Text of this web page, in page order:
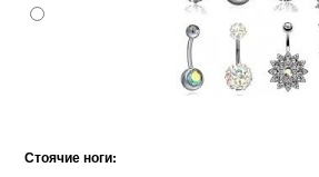
Стоячие ноги: